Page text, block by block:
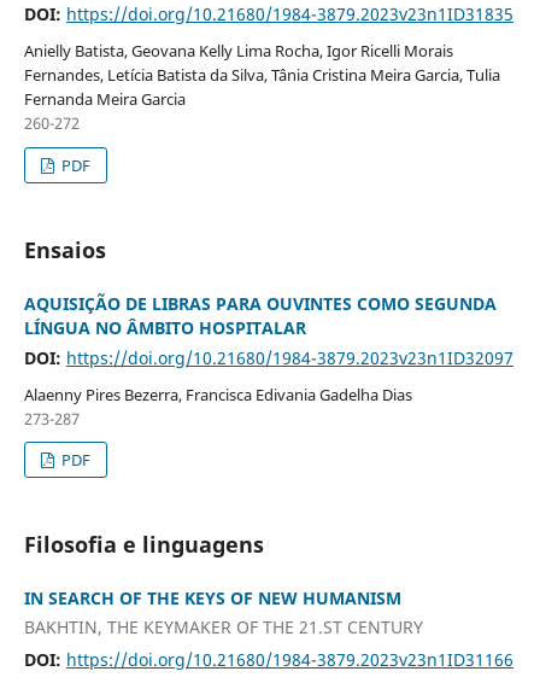
DOI: https://doi.org/10.21680/1984-3879.2023v23n1ID31835
Anielly Batista, Geovana Kelly Lima Rocha, Igor Ricelli Morais
Fernandes, Letícia Batista da Silva, Tânia Cristina Meira Garcia, Tulia
Fernanda Meira Garcia
260-272
PDF
Ensaios
AQUISIÇÃO DE LIBRAS PARA OUVINTES COMO SEGUNDA
LÍNGUA NO ÂMBITO HOSPITALAR
DOI: https://doi.org/10.21680/1984-3879.2023v23n1ID32097
Alaenny Pires Bezerra, Francisca Edivania Gadelha Dias
273-287
PDF
Filosofia e linguagens
IN SEARCH OF THE KEYS OF NEW HUMANISM
BAKHTIN, THE KEYMAKER OF THE 21.ST CENTURY
DOI: https://doi.org/10.21680/1984-3879.2023v23n1ID31166